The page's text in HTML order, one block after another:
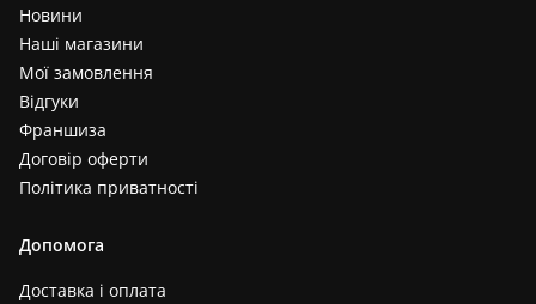
Новини
Наші магазини
Мої замовлення
Відгуки
Франшиза
Договір оферти
Політика приватності
Допомога
Доставка і оплата